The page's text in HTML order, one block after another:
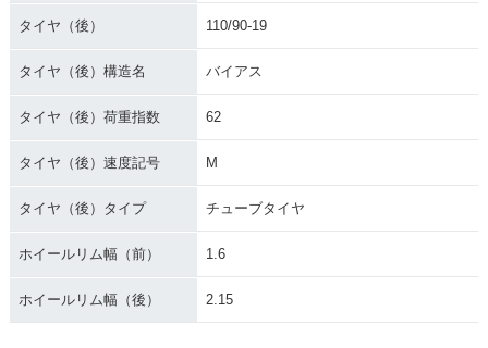
タイヤ（後） 110/90-19
タイヤ（後）構造名 バイアス
タイヤ（後）荷重指数 62
タイヤ（後）速度記号 M
タイヤ（後）タイプ チューブタイヤ
ホイールリム幅（前） 1.6
ホイールリム幅（後） 2.15